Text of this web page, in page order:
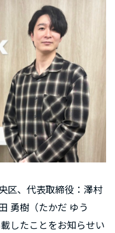
区、代表取締役：澤村
勇樹（たかだ ゆう
したことをお知らせい